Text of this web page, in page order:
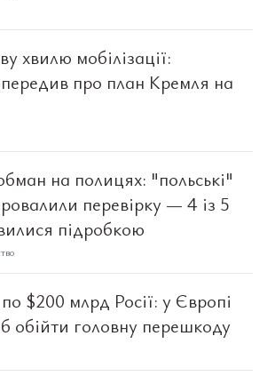
хвилю мобілізації:
про план Кремля на
на полицях: "польські"
перевірку — 4 із 5
підробкою
$200 млрд Росії: у Європі
обійти головну перешкоду